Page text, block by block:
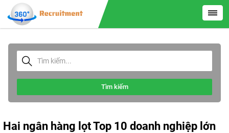
Tìm kiếm
Hai ngân hàng lọt Top 10 doanh nghiệp lớn